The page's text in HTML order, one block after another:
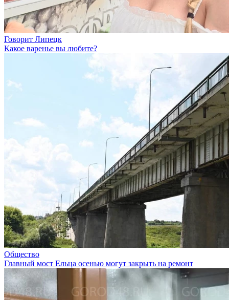
Говорит Липецк
Какое варенье вы любите?
Общество
Главный мост Ельца осенью могут закрыть на ремонт